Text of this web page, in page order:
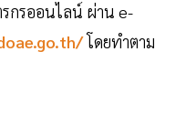
กรออนไลน์ ผ่าน e-
โดยทำตาม